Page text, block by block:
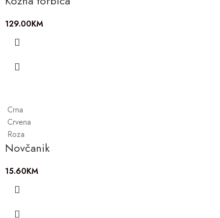
129.00KM
Crna
Crvena
Roza
Novčanik
15.60KM